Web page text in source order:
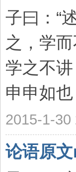
子曰：“
之，学
学之不
申申如
2015-1-30
论语原